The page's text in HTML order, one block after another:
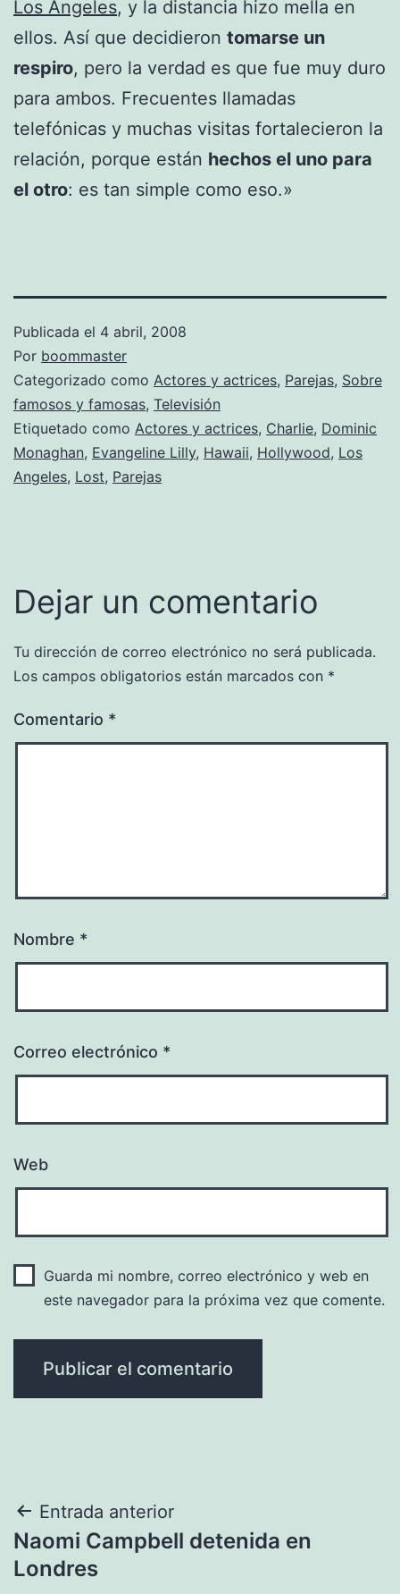
Los Ángeles, y la distancia hizo mella en
ellos. Así que decidieron tomarse un
respiro, pero la verdad es que fue muy duro
para ambos. Frecuentes llamadas
telefónicas y muchas visitas fortalecieron la
relación, porque están hechos el uno para
el otro: es tan simple como eso.»
Publicada el 4 abril, 2008
Por boommaster
Categorizado como Actores y actrices, Parejas, Sobre
famosos y famosas, Televisión
Etiquetado como Actores y actrices, Charlie, Dominic
Monaghan, Evangeline Lilly, Hawaii, Hollywood, Los
Angeles, Lost, Parejas
Dejar un comentario
Tu dirección de correo electrónico no será publicada.
Los campos obligatorios están marcados con *
Comentario *
Nombre *
Correo electrónico *
Web
Guarda mi nombre, correo electrónico y web en
este navegador para la próxima vez que comente.
Navegación
de
Entrada anterior
Naomi Campbell detenida en
Londres